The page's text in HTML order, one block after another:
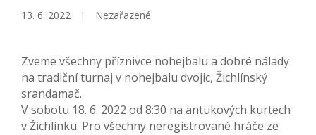
13. 6. 2022 Nezařazené
Zveme všechny příznivce nohejbalu a dobré nálady
na tradiční turnaj v nohejbalu dvojic, Žichlínský
srandamač.
V sobotu 18. 6. 2022 od 8:30 na antukových kurtech
v Žichlínku. Pro všechny neregistrované hráče ze